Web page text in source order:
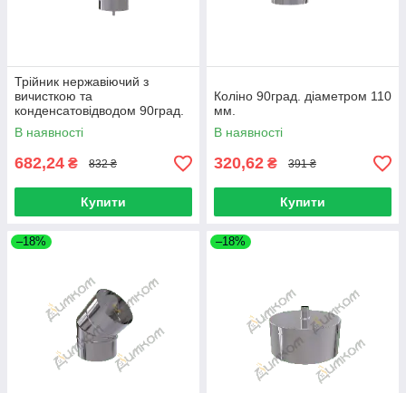
Трійник нержавіючий з
вичисткою та
конденсатовідводом 90град.
діаметром 110 мм.
В наявності
682,24 ₴ 832 ₴
Купити
Коліно 90град. діаметром 110
мм.
В наявності
320,62 ₴ 391 ₴
Купити
–18% –18%